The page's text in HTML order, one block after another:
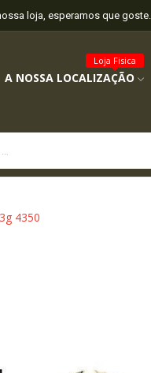
loja, esperamos que goste.
A NOSSA LOCALIZAÇÃO
Loja Fisica
4350